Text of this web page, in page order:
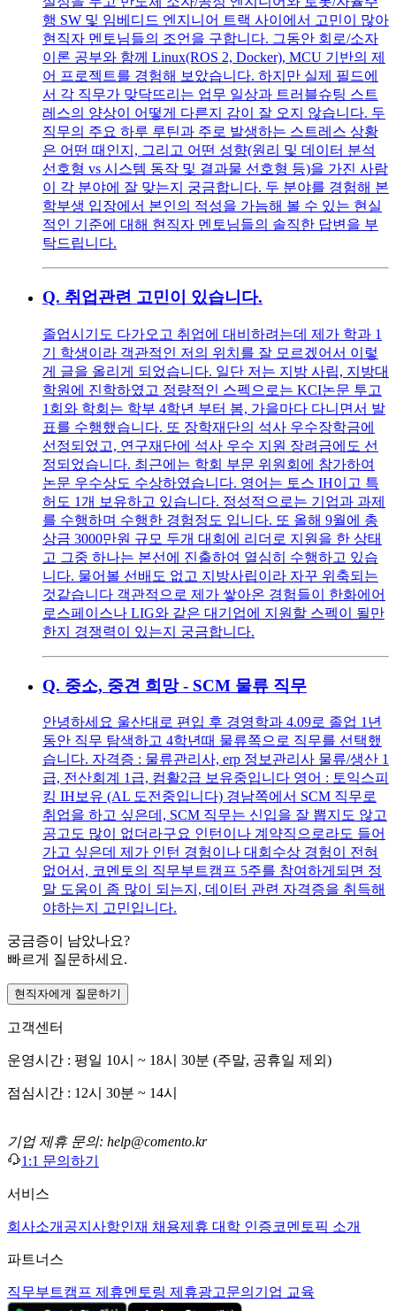
행 SW 및 임베디드 엔지니어 트랙 사이에서 고민이 많아
현직자 멘토님들의 조언을 구합니다. 그동안 회로/소자
이론 공부와 함께 Linux(ROS 2, Docker), MCU 기반의 제
어 프로젝트를 경험해 보았습니다. 하지만 실제 필드에
서 각 직무가 맞닥뜨리는 업무 일상과 트러블슈팅 스트
레스의 양상이 어떻게 다른지 감이 잘 오지 않습니다. 두
직무의 주요 하루 루틴과 주로 발생하는 스트레스 상황
은 어떤 때인지, 그리고 어떤 성향(원리 및 데이터 분석
선호형 vs 시스템 동작 및 결과물 선호형 등)을 가진 사람
이 각 분야에 잘 맞는지 궁금합니다. 두 분야를 경험해 본
학부생 입장에서 본인의 적성을 가늠해 볼 수 있는 현실
적인 기준에 대해 현직자 멘토님들의 솔직한 답변을 부
탁드립니다.
Q. 취업관련 고민이 있습니다.
졸업시기도 다가오고 취업에 대비하려는데 제가 학과 1
기 학생이라 객관적인 저의 위치를 잘 모르겠어서 이렇
게 글을 올리게 되었습니다. 일단 저는 지방 사립, 지방대
학원에 진학하였고 정량적인 스펙으로는 KCI논문 투고
1회와 학회는 학부 4학년 부터 봄, 가을마다 다니면서 발
표를 수행했습니다. 또 장학재단의 석사 우수장학금에
선정되었고, 연구재단에 석사 우수 지원 장려금에도 선
정되었습니다. 최근에는 학회 부문 위원회에 참가하여
논문 우수상도 수상하였습니다. 영어는 토스 IH이고 특
허도 1개 보유하고 있습니다. 정성적으로는 기업과 과제
를 수행하며 수행한 경험정도 입니다. 또 올해 9월에 총
상금 3000만원 규모 두개 대회에 리더로 지원을 한 상태
고 그중 하나는 본선에 진출하여 열심히 수행하고 있습
니다. 물어볼 선배도 없고 지방사립이라 자꾸 위축되는
것같습니다 객관적으로 제가 쌓아온 경험들이 한화에어
로스페이스나 LIG와 같은 대기업에 지원할 스펙이 될만
한지 경쟁력이 있는지 궁금합니다.
Q. 중소, 중견 희망 - SCM 물류 직무
안녕하세요 울산대로 편입 후 경영학과 4.09로 졸업 1년
동안 직무 탐색하고 4학년때 물류쪽으로 직무를 선택했
습니다. 자격증 : 물류관리사, erp 정보관리사 물류/생산 1
급, 전산회계 1급, 컴활2급 보유중입니다 영어 : 토익스피
킹 IH보유 (AL 도전중입니다) 경남쪽에서 SCM 직무로
취업을 하고 싶은데, SCM 직무는 신입을 잘 뽑지도 않고
공고도 많이 없더라구요 인턴이나 계약직으로라도 들어
가고 싶은데 제가 인턴 경험이나 대회수상 경험이 전혀
없어서, 코멘토의 직무부트캠프 5주를 참여하게되면 정
말 도움이 좀 많이 되는지, 데이터 관련 자격증을 취득해
야하는지 고민입니다.
궁금증이 남았나요?
빠르게 질문하세요.
현직자에게 질문하기
고객센터
운영시간 : 평일 10시 ~ 18시 30분 (주말, 공휴일 제외)
점심시간 : 12시 30분 ~ 14시
기업 제휴 문의: help@comento.kr
1:1 문의하기
서비스
회사소개 공지사항인재 채용제휴 대학 인증코멘토픽 소개
파트너스
직무부트캠프 제휴멘토링 제휴광고문의 기업 교육